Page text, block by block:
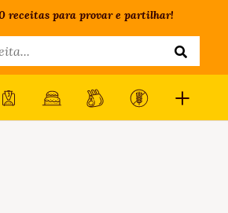
receitas para provar e partilhar!